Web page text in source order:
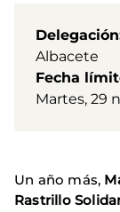
Delegación
Albacete
Fecha
Martes, 29
Un año más,
Rastrillo